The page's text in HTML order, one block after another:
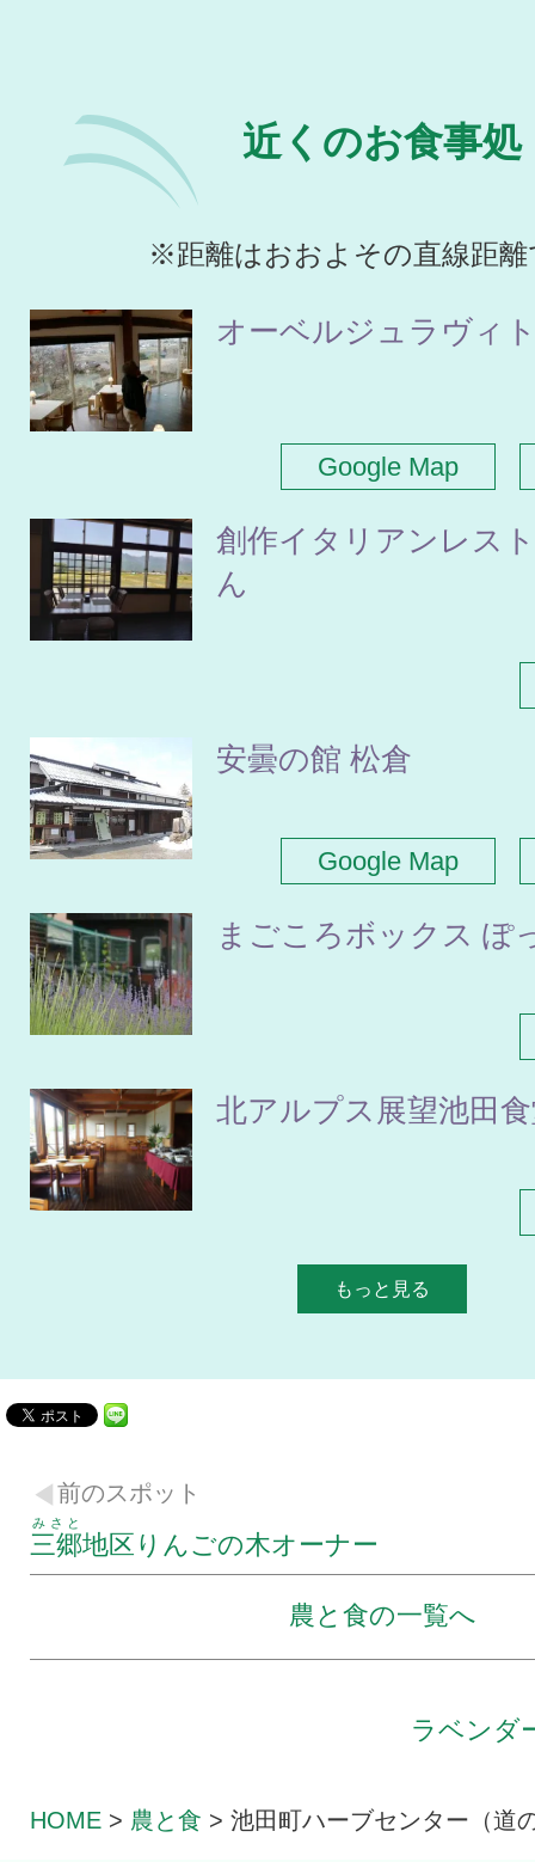
近くのお食事処
※距離はおおよその直線距離
オーベルジュラヴィ
Google Map
創作イタリアンレス
ん
安曇の館 松倉
Google Map
まごころボックス ぽ
北アルプス展望池田
もっと見る
前のスポット
三郷
みさと
地区りんごの木オーナー
農と食の一覧へ
ラベンダ
HOME > 農と食 >池田町ハーブセンター（道